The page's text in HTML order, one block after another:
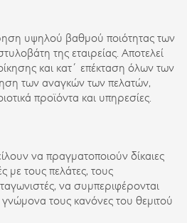
υψηλού βαθμού ποιότητας των
της εταιρείας. Αποτελεί
και κατ΄ επέκταση όλων των
των αναγκών των πελατών,
προϊόντα και υπηρεσίες.
να πραγματοποιούν δίκαιες
με τους πελάτες, τους
να συμπεριφέρονται
γνώμονα τους κανόνες του θεμιτού